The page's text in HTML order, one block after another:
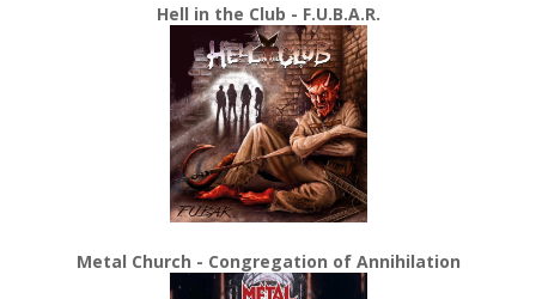
Hell in the Club - F.U.B.A.R.
Metal Church - Congregation of Annihilation